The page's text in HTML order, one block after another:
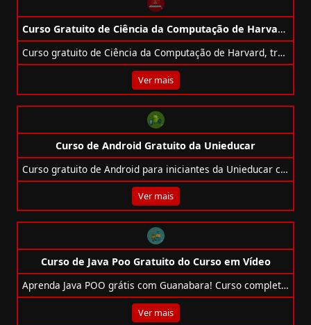
Curso Gratuito de Ciência da Computação de Harvard CC50 Traduzido 2025
Curso gratuito de Ciência da Computação de Harvard, traduzido para o português, com certificado opcional.
Ver mais
Curso de Android Gratuito da Unieducar
Curso gratuito de Android para iniciantes da Unieducar com certificado e conteúdo completo via AVA.
Ver mais
Curso de Java Poo Gratuito do Curso em Vídeo
Aprenda Java POO grátis com Guanabara! Curso completo com classes, herança, polimorfismo e projeto prático.
Ver mais